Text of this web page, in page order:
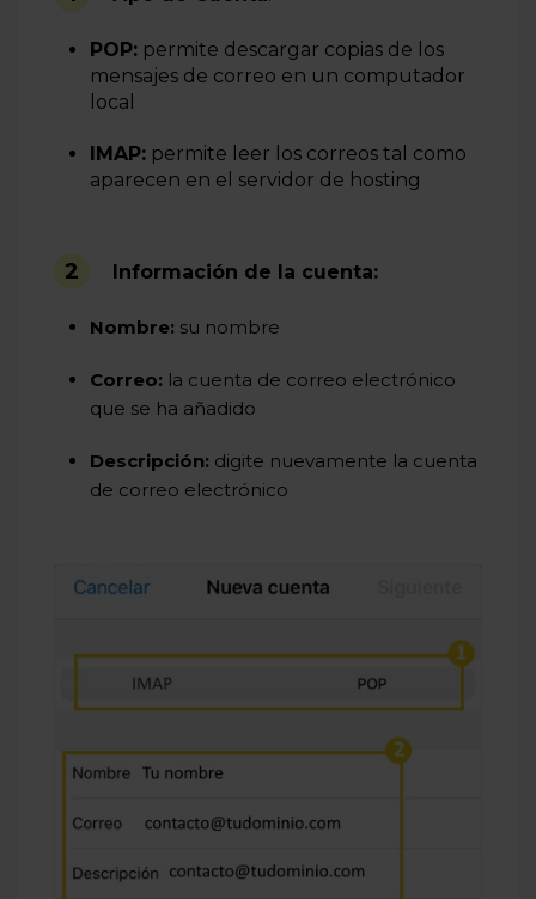
POP: permite descargar copias de los
mensajes de correo en un computador
local
IMAP: permite leer los correos tal como
aparecen en el servidor de hosting
2 Información de la cuenta:
Nombre: su nombre
Correo: la cuenta de correo electrónico
que se ha añadido
Descripción: digite nuevamente la cuenta
de correo electrónico